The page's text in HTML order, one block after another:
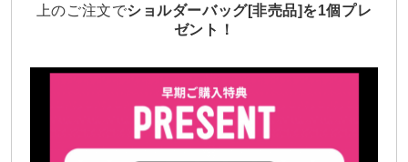
上のご注文でショルダーバッグ[非売品]を1個プレ
ゼント！